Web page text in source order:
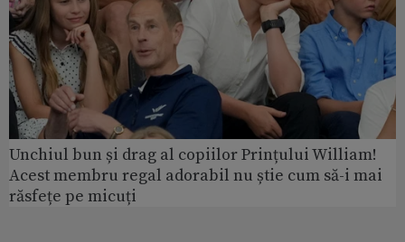
Unchiul bun și drag al copiilor Prințului William!
Acest membru regal adorabil nu știe cum să-i mai
răsfețe pe micuți